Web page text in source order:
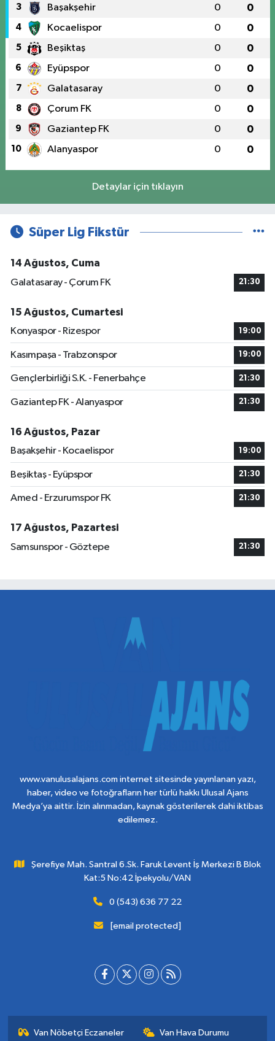
3 Başakşehir 0 0
4 Kocaelispor 0 0
5 Beşiktaş 0 0
6 Eyüpspor 0 0
7 Galatasaray 0 0
8 Çorum FK 0 0
9 Gaziantep FK 0 0
10 Alanyaspor 0 0
Detaylar için tıklayın
Süper Lig Fikstür
14 Ağustos, Cuma
Galatasaray - Çorum FK
21:30
15 Ağustos, Cumartesi
Konyaspor - Rizespor
19:00
Kasımpaşa - Trabzonspor 19:00
Gençlerbirliği S.K. - Fenerbahçe 21:30
Gaziantep FK - Alanyaspor 21:30
16 Ağustos, Pazar
Başakşehir - Kocaelispor
19:00
Beşiktaş - Eyüpspor 21:30
Amed - Erzurumspor FK 21:30
17 Ağustos, Pazartesi
Samsunspor - Göztepe
21:30
www.vanulusalajans.com internet sitesinde yayınlanan yazı,
haber, video ve fotoğrafların her türlü hakkı Ulusal Ajans
Medya’ya aittir. İzin alınmadan, kaynak gösterilerek dahi iktibas
edilemez.
Şerefiye Mah. Santral 6.Sk. Faruk Levent İş Merkezi B Blok
Kat:5 No:42 İpekyolu/VAN
0 (543) 636 77 22
[email protected]
Van Nöbetçi Eczaneler Van Hava Durumu